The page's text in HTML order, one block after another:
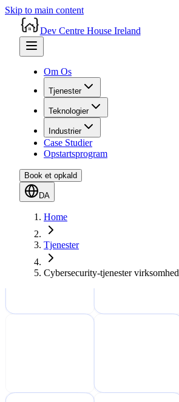
Skip to main content
Dev Centre House Ireland
Om Os
Tjenester
Teknologier
Industrier
Case Studier
Opstartsprogram
Book et opkald
DA
Home
Tjenester
Cybersecurity-tjenester virksomhed